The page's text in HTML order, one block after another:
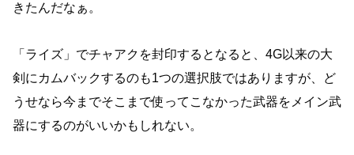
きたんだなぁ。
「ライズ」でチャアクを封印するとなると、4G以来の大
剣にカムバックするのも1つの選択肢ではありますが、ど
うせなら今までそこまで使ってこなかった武器をメイン武
器にするのがいいかもしれない。